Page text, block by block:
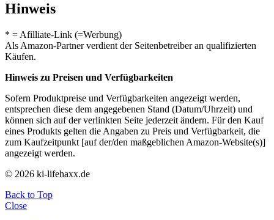
Hinweis
* = Afilliate-Link (=Werbung)
Als Amazon-Partner verdient der Seitenbetreiber an qualifizierten
Käufen.
Hinweis zu Preisen und Verfügbarkeiten
Sofern Produktpreise und Verfügbarkeiten angezeigt werden,
entsprechen diese dem angegebenen Stand (Datum/Uhrzeit) und
können sich auf der verlinkten Seite jederzeit ändern. Für den Kauf
eines Produkts gelten die Angaben zu Preis und Verfügbarkeit, die
zum Kaufzeitpunkt [auf der/den maßgeblichen Amazon-Website(s)]
angezeigt werden.
© 2026 ki-lifehaxx.de
Back to Top
Close